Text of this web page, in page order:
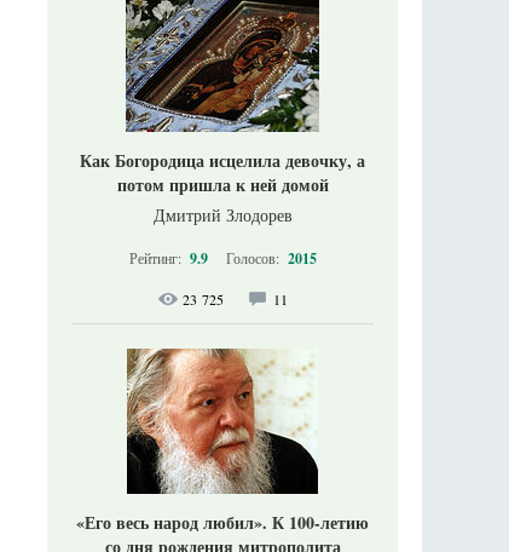
Как Богородица исцелила девочку, а
потом пришла к ней домой
Дмитрий Злодорев
Рейтинг: 9.9 Голосов: 2015
23 725 11
«Его весь народ любил». К 100-летию
со дня рождения митрополита